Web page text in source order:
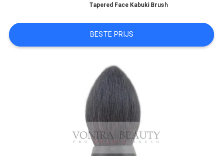
Tapered Face Kabuki Brush
BESTE PRIJS